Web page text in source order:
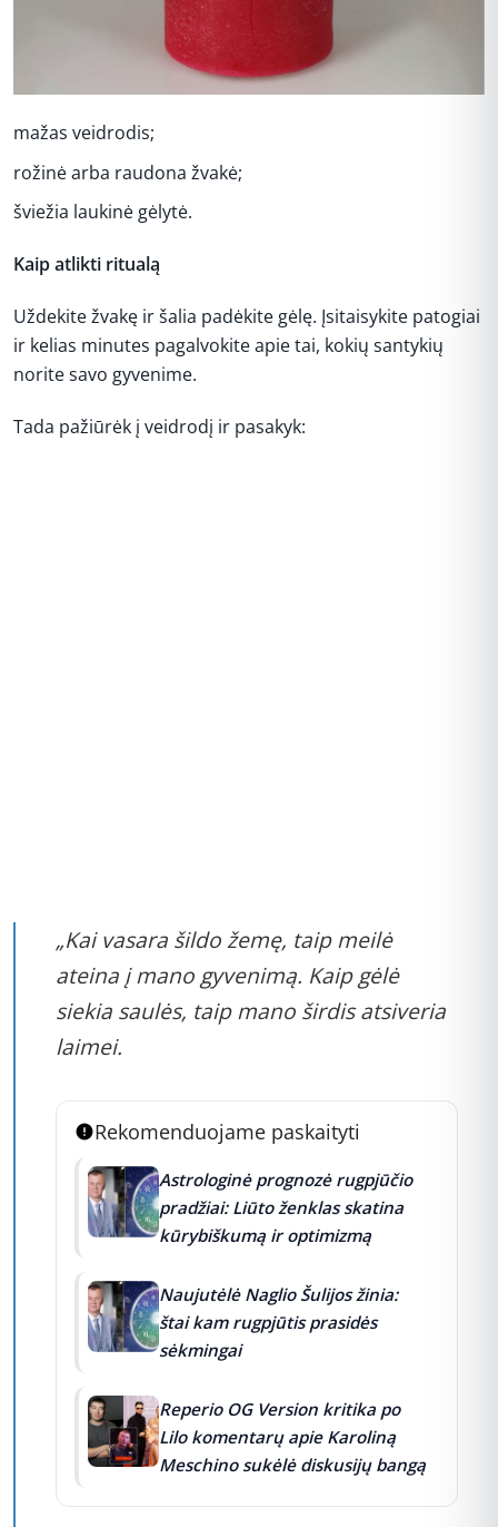
mažas veidrodis;
rožinė arba raudona žvakė;
šviežia laukinė gėlytė.
Kaip atlikti ritualą
Uždekite žvakę ir šalia padėkite gėlę. Įsitaisykite patogiai
ir kelias minutes pagalvokite apie tai, kokių santykių
norite savo gyvenime.
Tada pažiūrėk į veidrodį ir pasakyk:
„Kai vasara šildo žemę, taip meilė
ateina į mano gyvenimą. Kaip gėlė
siekia saulės, taip mano širdis atsiveria
laimei.
Rekomenduojame paskaityti
Astrologinė prognozė rugpjūčio
pradžiai: Liūto ženklas skatina
kūrybiškumą ir optimizmą
Naujutėlė Naglio Šulijos žinia:
štai kam rugpjūtis prasidės
sėkmingai
Reperio OG Version kritika po
Lilo komentarų apie Karoliną
Meschino sukėlė diskusijų bangą